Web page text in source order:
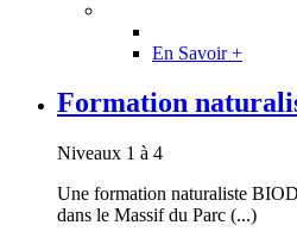
En Savoir +
Formation
Niveaux 1 à 4
Une formation naturaliste
dans le Massif du Parc (...)